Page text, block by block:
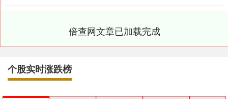
倍查网文章已加载完成
个股实时涨跌榜